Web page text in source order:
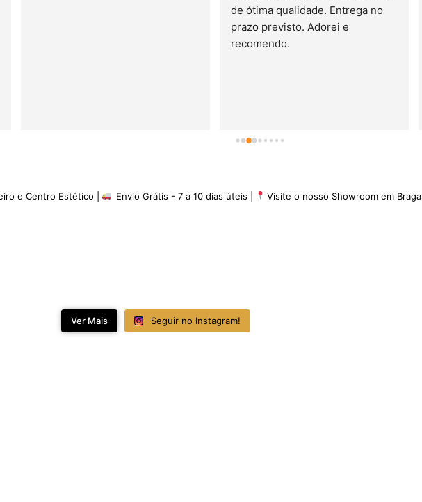
de ótima qualidade. Entrega no
prazo previsto. Adorei e
recomendo.
e Centro Estético | Envio Grátis - 7 a 10 dias úteis | Visite o nosso Showroom em Braga
Ver Mais Seguir no Instagram!